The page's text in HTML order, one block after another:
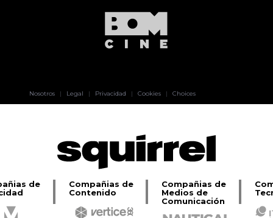
Nosotros | Legal | Privacidad | Cookies | Choices
de
Compañias de
Contenido
Compañias de
Medios de
Comunicación